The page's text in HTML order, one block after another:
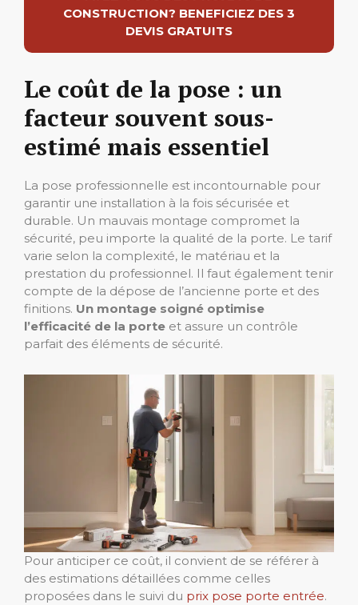
CONSTRUCTION? BENEFICIEZ DES 3
DEVIS GRATUITS
Le coût de la pose : un
facteur souvent sous-
estimé mais essentiel
La pose professionnelle est incontournable pour
garantir une installation à la fois sécurisée et
durable. Un mauvais montage compromet la
sécurité, peu importe la qualité de la porte. Le tarif
varie selon la complexité, le matériau et la
prestation du professionnel. Il faut également tenir
compte de la dépose de l’ancienne porte et des
finitions. Un montage soigné optimise
l’efficacité de la porte et assure un contrôle
parfait des éléments de sécurité.
Pour anticiper ce coût, il convient de se référer à
des estimations détaillées comme celles
proposées dans le suivi du prix pose porte entrée.